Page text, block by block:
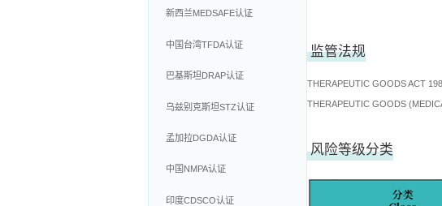
新西兰MEDSAFE认证
中国台湾TFDA认证
巴基斯坦DRAP认证
乌兹别克斯坦STZ认证
孟加拉DGDA认证
中国NMPA认证
印度CDSCO认证
监管法规
THERAPEUTIC GOODS ACT
THERAPEUTIC GOODS
风险等级分类